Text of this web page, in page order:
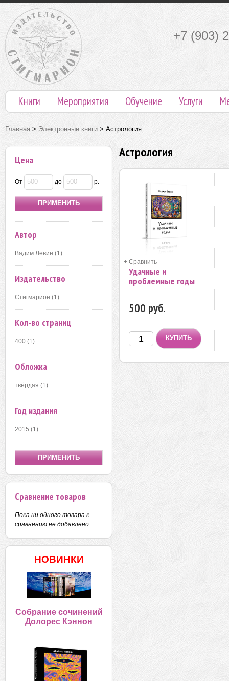
+7 (903)
Книги Мероприятия Обучение Услуги
Главная > Электронные книги > Астрология
Астрология
+ Сравнить
Удачные и
проблемные годы
500 руб.
Цена
От до р.
ПРИМЕНИТЬ
Автор
Вадим Левин (1)
Издательство
Стигмарион (1)
Кол-во страниц
400 (1)
Обложка
твёрдая (1)
Год издания
2015 (1)
ПРИМЕНИТЬ
Сравнение товаров
Пока ни одного товара к
сравнению не добавлено.
НОВИНКИ
Собрание сочинений
Долорес Кэннон